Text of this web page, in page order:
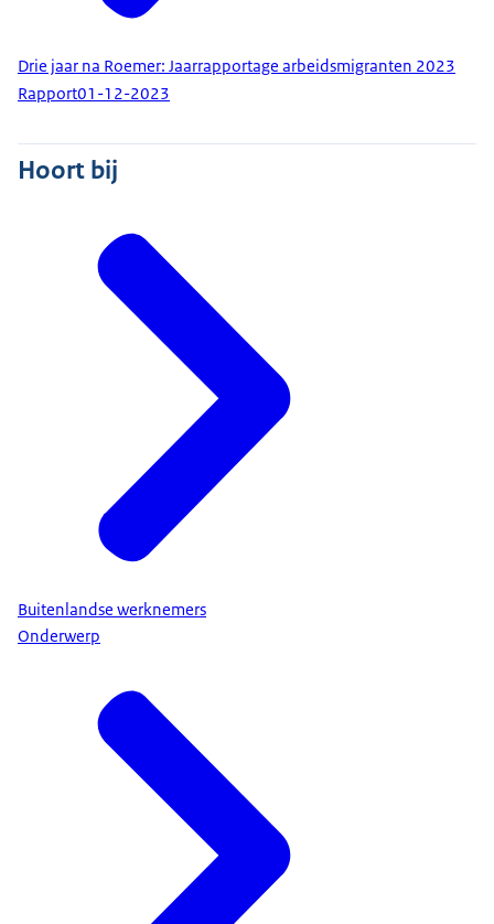
Drie jaar na Roemer: Jaarrapportage arbeidsmigranten 2023
Rapport01-12-2023
Hoort bij
Buitenlandse werknemers
Onderwerp